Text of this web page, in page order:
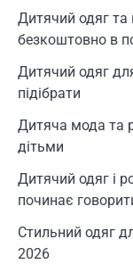
Дитячий одяг та
безкоштовно в
Дитячий одяг
підібрати
Дитяча мода та
дітьми
Дитячий одяг і
починає
Стильний одяг
2026